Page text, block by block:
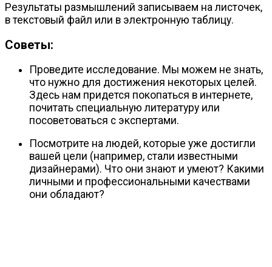
Результаты размышлений записываем на листочек,
в текстовый файл или в электронную таблицу.
Советы:
Проведите исследование. Мы можем не знать,
что нужно для достижения некоторых целей.
Здесь нам придется покопаться в интернете,
почитать специальную литературу или
посоветоваться с экспертами.
Посмотрите на людей, которые уже достигли
вашей цели (например, стали известными
дизайнерами). Что они знают и умеют? Какими
личными и профессиональными качествами
они обладают?